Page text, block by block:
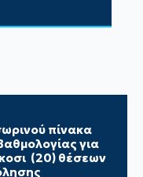
πίνακα
για
(20) θέσεων